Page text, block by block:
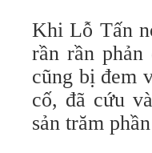
Khi Lỗ Tấn
rần rần
cũng bị đem
cố, đã cứu
sản trăm